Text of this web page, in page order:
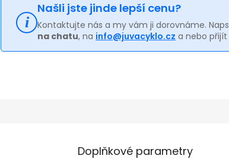
Našli jste jinde lepší cenu?
Kontaktujte nás a my vám ji dorovnáme.
na chatu, na info@juvacyklo.cz a nebo přijít
Doplňkové parametry